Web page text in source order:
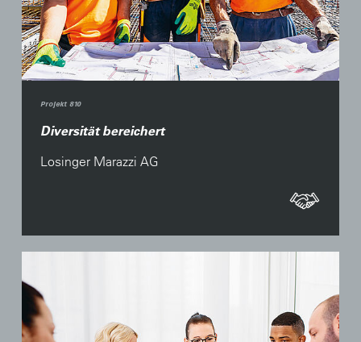
Projekt 810
Diversität bereichert
Losinger Marazzi AG